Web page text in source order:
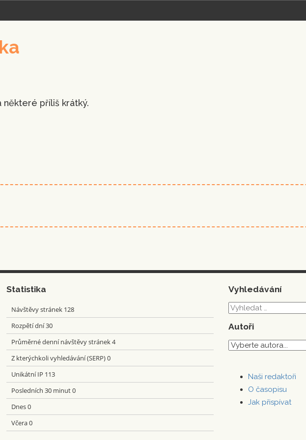
některé příliš krátký.
Statistika
Návštěvy stránek 128
Rozpětí dní30
Průměrné denní návštěvy stránek4
Z kterýchkoli vyhledávání (SERP)0
Unikátní IP 113
Posledních 30 minut0
Dnes0
Včera0
Vyhledávání
V
Autoři
Naši redaktoři
O časopisu
Jak přispívat